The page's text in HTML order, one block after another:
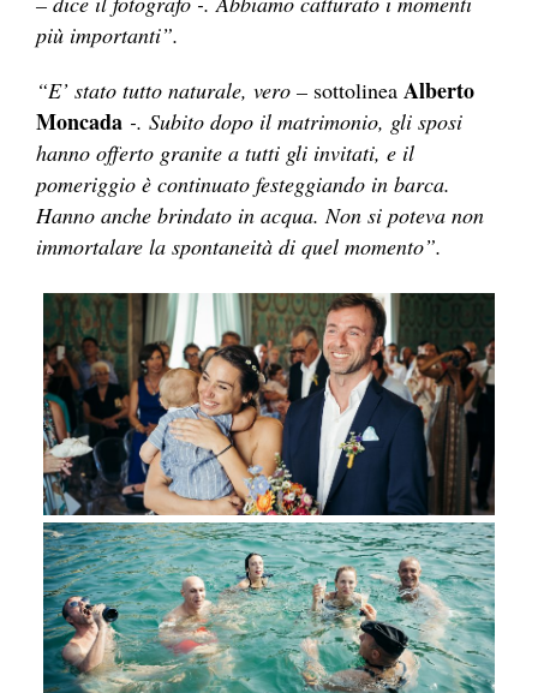
più importanti”.
“E’ stato tutto naturale, vero – sottolinea Alberto
Moncada -. Subito dopo il matrimonio, gli sposi
hanno offerto granite a tutti gli invitati, e il
pomeriggio è continuato festeggiando in barca.
Hanno anche brindato in acqua. Non si poteva non
immortalare la spontaneità di quel momento”.